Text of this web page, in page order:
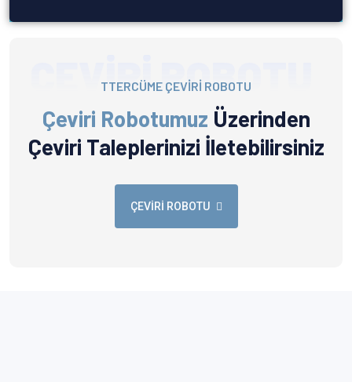
ÇEVİRİ ROBOTU
TTERCÜME ÇEVİRİ ROBOTU
Çeviri Robotumuz Üzerinden
Çeviri Taleplerinizi İletebilirsiniz
ÇEVIRI ROBOTU